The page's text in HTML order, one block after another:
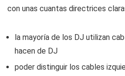
con unas cuantas directrices
la mayoría de los DJ utilizan
hacen de DJ
poder distinguir los cables